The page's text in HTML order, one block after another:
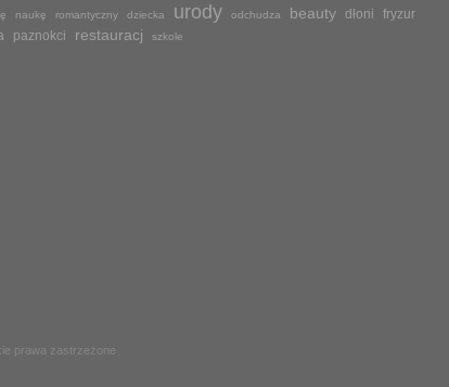
naukę romantyczny dziecka urody odchudza beauty dłoni
fryzur
paznokci restauracj szkole
prawa zastrzeżone